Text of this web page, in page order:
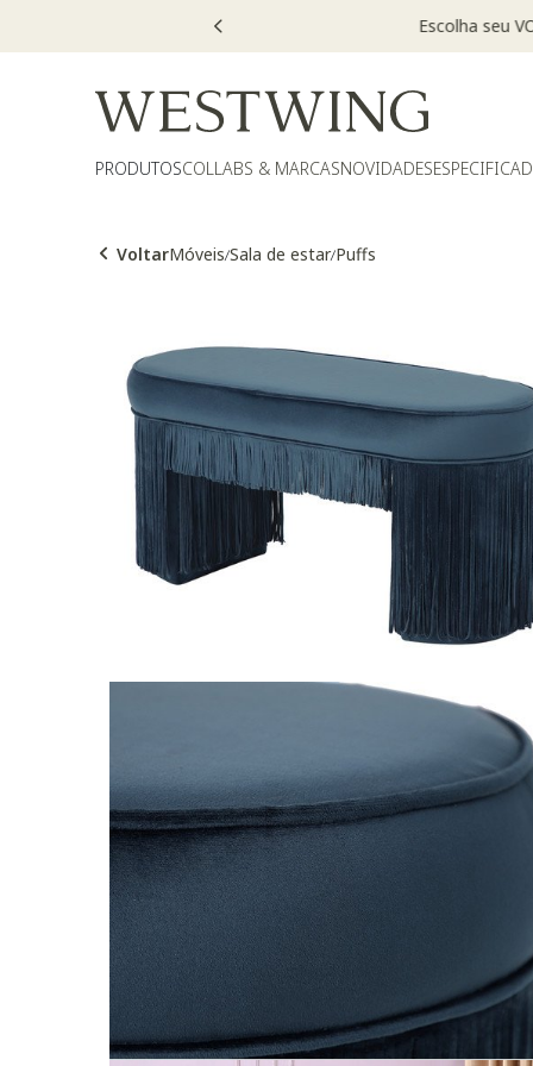
PRODUTOSCOLLABS & MARCASNOVIDADES
VoltarMóveis/Sala de estar/Puffs